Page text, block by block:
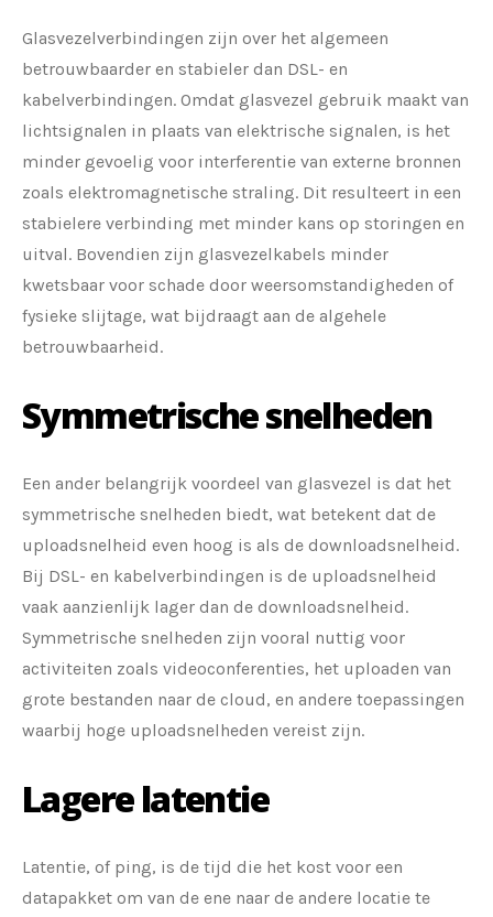
Glasvezelverbindingen zijn over het algemeen
betrouwbaarder en stabieler dan DSL- en
kabelverbindingen. Omdat glasvezel gebruik maakt van
lichtsignalen in plaats van elektrische signalen, is het
minder gevoelig voor interferentie van externe bronnen
zoals elektromagnetische straling. Dit resulteert in een
stabielere verbinding met minder kans op storingen en
uitval. Bovendien zijn glasvezelkabels minder
kwetsbaar voor schade door weersomstandigheden of
fysieke slijtage, wat bijdraagt aan de algehele
betrouwbaarheid.
Symmetrische snelheden
Een ander belangrijk voordeel van glasvezel is dat het
symmetrische snelheden biedt, wat betekent dat de
uploadsnelheid even hoog is als de downloadsnelheid.
Bij DSL- en kabelverbindingen is de uploadsnelheid
vaak aanzienlijk lager dan de downloadsnelheid.
Symmetrische snelheden zijn vooral nuttig voor
activiteiten zoals videoconferenties, het uploaden van
grote bestanden naar de cloud, en andere toepassingen
waarbij hoge uploadsnelheden vereist zijn.
Lagere latentie
Latentie, of ping, is de tijd die het kost voor een
datapakket om van de ene naar de andere locatie te